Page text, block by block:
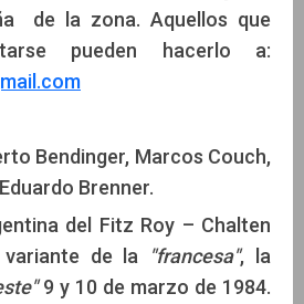
de la zona. Aquellos que
pueden hacerlo a:
Bendinger, Marcos Couch,
Brenner.
del Fitz Roy – Chalten
variante de la "francesa", la
9 y 10 de marzo de 1984.